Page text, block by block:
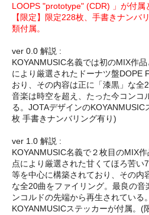
LOOPS "prototype" (CDR) 」が付属
【限定】限定228枚、手書きナンバ
類付属。
ver 0.0 解説 :
KOYANMUSIC名義では初のMIX作
により厳選されたドーナツ盤DOPE
おり、その内容は正に「漆黒」な全
音楽は時空を超え、たった今コンコ
る。JOTAデザインの
枚 手書きナンバリング有り)
ver 1.0 解説 :
KOYANMUSIC名義で２枚目のMIX
点により厳選された甘くてほろ苦
等を中心に構築されており、その内
な全20曲をファイリング。最良の音
ンコルドの先端から再生されている
KOYANMUSICステッカーが付属。(